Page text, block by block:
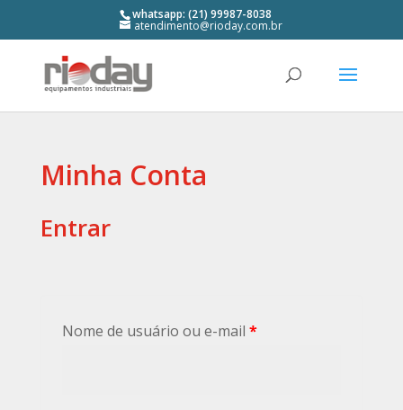
whatsapp: (21) 99987-8038
atendimento@rioday.com.br
Minha Conta
Entrar
Nome de usuário ou e-mail *